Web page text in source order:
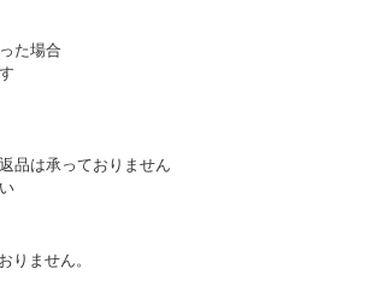
た場合
品は承っておりません
りません。